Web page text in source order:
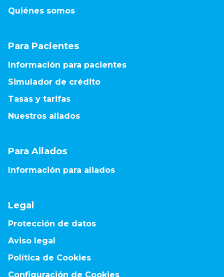
Quiénes somos
Para Pacientes
Información para pacientes
Simulador de crédito
Tasas y tarifas
Nuestros aliados
Para Aliados
Información para aliados
Legal
Protección de datos
Aviso legal
Política de Cookies
Configuración de Cookies